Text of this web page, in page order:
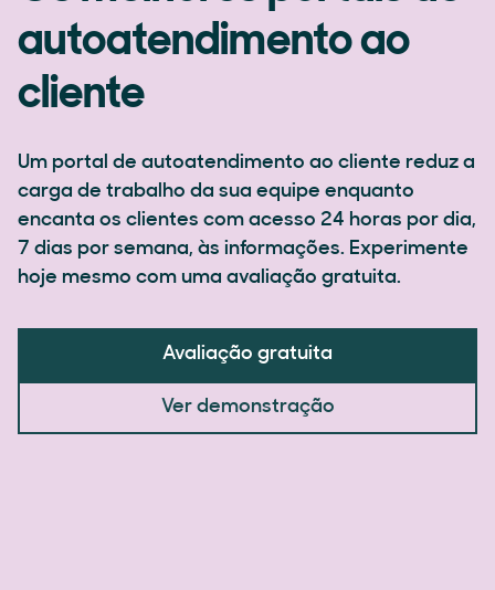
autoatendimento ao
cliente
Um portal de autoatendimento ao cliente reduz a
carga de trabalho da sua equipe enquanto
encanta os clientes com acesso 24 horas por dia,
7 dias por semana, às informações. Experimente
hoje mesmo com uma avaliação gratuita.
Avaliação gratuita
Ver demonstração